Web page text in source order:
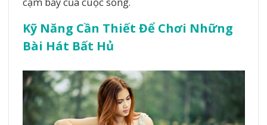
Kỹ Năng Cần Thiết Để Chơi Những
Bài Hát Bất Hủ